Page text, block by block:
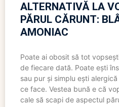
ALTERNATIVĂ LA
PĂRUL CĂRUNT:
AMONIAC
Poate ai obosit să tot
de fiecare dată. Poate ești
sau pur și simplu ești
ce face. Vestea bună e că
cale să scapi de aspectul